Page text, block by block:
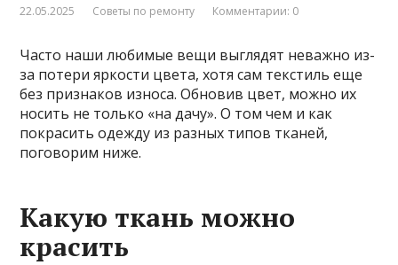
22.05.2025 Советы по ремонту Комментарии: 0
Часто наши любимые вещи выглядят неважно из-
за потери яркости цвета, хотя сам текстиль еще
без признаков износа. Обновив цвет, можно их
носить не только «на дачу». О том чем и как
покрасить одежду из разных типов тканей,
поговорим ниже.
Какую ткань можно
красить